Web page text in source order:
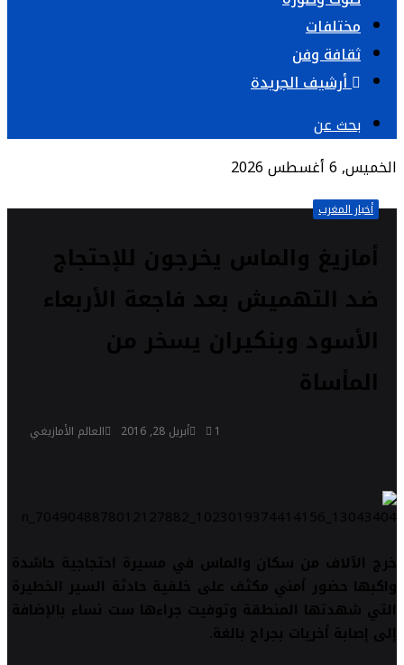
مختلفات
ثقافة وفن
أرشيف الجريدة
بحث عن
الخميس, 6 أغسطس 2026
أخبار المغرب
أمازيغ والماس يخرجون للإحتجاج
ضد التهميش بعد فاجعة الأربعاء
الأسود وبنكيران يسخر من
المأساة
العالم الأمازيغي أبريل 28, 2016 1
خرج الآلاف من سكان والماس في مسيرة احتجاجية حاشدة
واكبها حضور أمني مكثف على خلفية حادثة السير الخطيرة
التي شهدتها المنطقة وتوفيت جراءها ست نساء بالإضافة
إلى إصابة أخريات بجراح بالغة.